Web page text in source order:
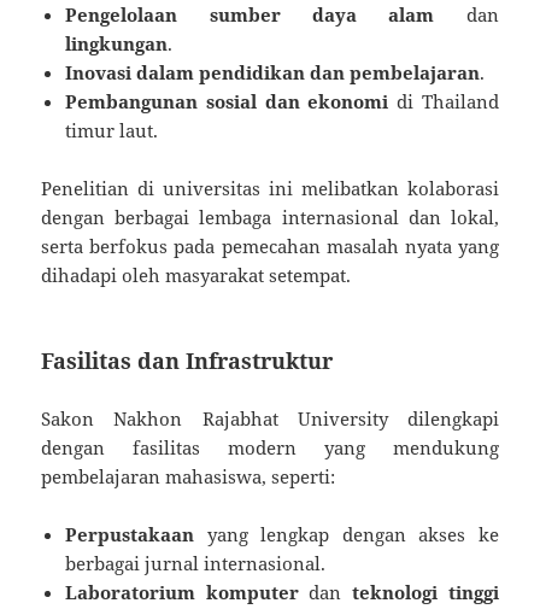
Pengelolaan sumber daya alam dan
lingkungan.
Inovasi dalam pendidikan dan pembelajaran.
Pembangunan sosial dan ekonomi di Thailand
timur laut.
Penelitian di universitas ini melibatkan kolaborasi
dengan berbagai lembaga internasional dan lokal,
serta berfokus pada pemecahan masalah nyata yang
dihadapi oleh masyarakat setempat.
Fasilitas dan Infrastruktur
Sakon Nakhon Rajabhat University dilengkapi
dengan fasilitas modern yang mendukung
pembelajaran mahasiswa, seperti:
Perpustakaan yang lengkap dengan akses ke
berbagai jurnal internasional.
Laboratorium komputerdanteknologi tinggi